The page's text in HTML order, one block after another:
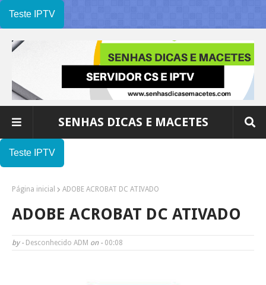
Teste IPTV
SENHAS DICAS E MACETES
Teste IPTV
Página inicial ADOBE ACROBAT DC ATIVADO
ADOBE ACROBAT DC ATIVADO
by - Desconhecido ADM on - 00:08